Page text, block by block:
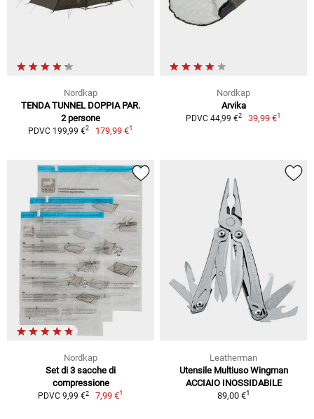
Nordkap
TENDA TUNNEL DOPPIA PAR.
2 persone
PDVC 199,99 €2 179,99 €1
Nordkap
Arvika
PDVC 44,99 €2 39,99 €1
Nordkap
Set di 3 sacche di
compressione
PDVC 9,99 €2 7,99 €1
Leatherman
Utensile Multiuso Wingman
ACCIAIO INOSSIDABILE
89,00 €1